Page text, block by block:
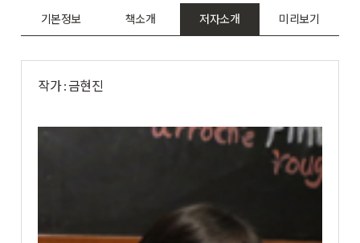
기본정보 책소개 저자소개 미리보기
작가 : 금현진